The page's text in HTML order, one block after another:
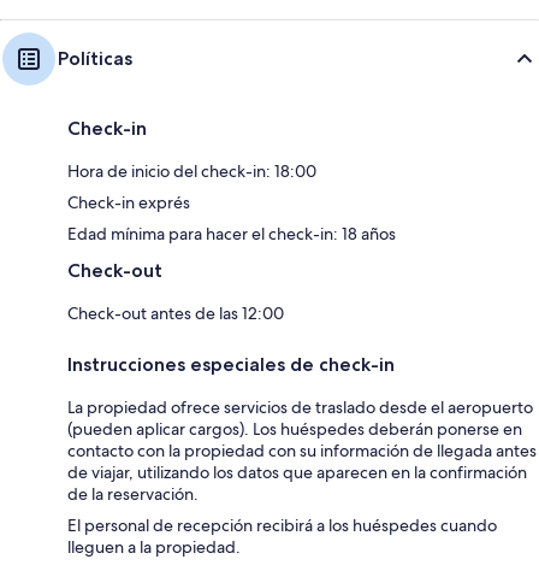
Políticas
Check-in
Hora de inicio del check-in: 18:00
Check-in exprés
Edad mínima para hacer el check-in: 18 años
Check-out
Check-out antes de las 12:00
Instrucciones especiales de check-in
La propiedad ofrece servicios de traslado desde el aeropuerto
(pueden aplicar cargos). Los huéspedes deberán ponerse en
contacto con la propiedad con su información de llegada antes
de viajar, utilizando los datos que aparecen en la confirmación
de la reservación.
El personal de recepción recibirá a los huéspedes cuando
lleguen a la propiedad.